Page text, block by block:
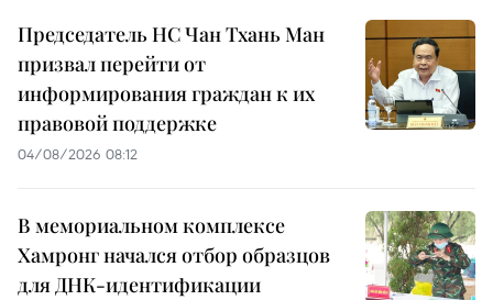
Председатель НС Чан Тхань Ман
призвал перейти от
информирования граждан к их
правовой поддержке
04/08/2026 08:12
В мемориальном комплексе
Хамронг начался отбор образцов
для ДНК-идентификации